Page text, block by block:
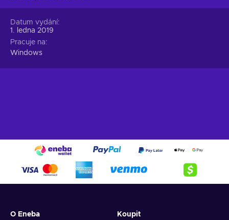
Datum vydání
1. ledna 2019
Pracuje na
Windows
O Eneba Koupit